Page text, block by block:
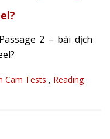
2 – bài dịch
Cam Tests , Reading